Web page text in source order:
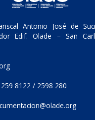
Antonio José de
Edif. Olade – San
8122 / 2598 280